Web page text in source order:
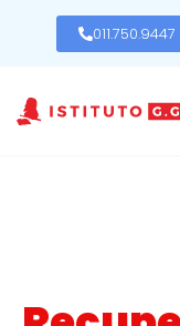
011.750.9447